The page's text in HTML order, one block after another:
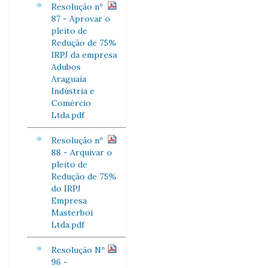
Resolução nº
87 - Aprovar o
pleito de
Redução de 75%
IRPJ da empresa
Adubos
Araguaia
Indústria e
Comércio
Ltda.pdf
Resolução nº
88 - Arquivar o
pleito de
Redução de 75%
do IRPJ
Empresa
Masterboi
Ltda.pdf
Resolução Nº
96 -